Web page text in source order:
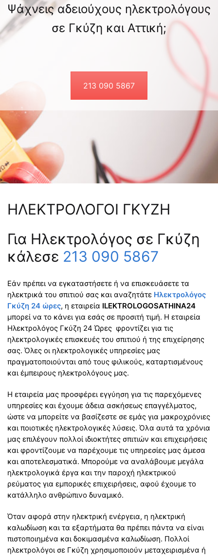
Ψάχνεις αδειούχους ηλεκτρολόγους
σε Γκύζη και Αττική;
213 090 5867
ΗΛΕΚΤΡΟΛΟΓΟΙ ΓΚΥΖΗ
Για Ηλεκτρολόγος σε Γκύζη
κάλεσε 213 090 5867
Εάν πρέπει να εγκαταστήσετε ή να επισκευάσετε τα
ηλεκτρικά του σπιτιού σας και αναζητάτε Ηλεκτρολόγος
Γκύζη 24 ώρες, η εταιρεία ILEKTROLOGOSATHINA24
μπορεί να το κάνει για εσάς σε προσιτή τιμή. Η εταιρεία
Ηλεκτρολόγος Γκύζη 24 Ώρες φροντίζει για τις
ηλεκτρολογικές επισκευές του σπιτιού ή της επιχείρησης
σας. Όλες οι ηλεκτρολογικές υπηρεσίες μας
πραγματοποιούνται από τους φιλικούς, καταρτισμένους
και έμπειρους ηλεκτρολόγους μας.
Η εταιρεία μας προσφέρει εγγύηση για τις παρεχόμενες
υπηρεσίες και έχουμε άδεια ασκήσεως επαγγέλματος,
ώστε να μπορείτε να βασίζεστε σε εμάς για μακροχρόνιες
και ποιοτικές ηλεκτρολογικές λύσεις. Όλα αυτά τα χρόνια
μας επιλέγουν πολλοί ιδιοκτήτες σπιτιών και επιχειρήσεις
και φροντίζουμε να παρέχουμε τις υπηρεσίες μας άμεσα
και αποτελεσματικά. Μπορούμε να αναλάβουμε μεγάλα
ηλεκτρολογικά έργα και την παροχή ηλεκτρικού
ρεύματος για εμπορικές επιχειρήσεις, αφού έχουμε το
κατάλληλο ανθρώπινο δυναμικό.
Όταν αφορά στην ηλεκτρική ενέργεια, η ηλεκτρική
καλωδίωση και τα εξαρτήματα θα πρέπει πάντα να είναι
πιστοποιημένα και δοκιμασμένα καλωδίωση. Πολλοί
ηλεκτρολόγοι σε Γκύζη χρησιμοποιούν μεταχειρισμένα ή